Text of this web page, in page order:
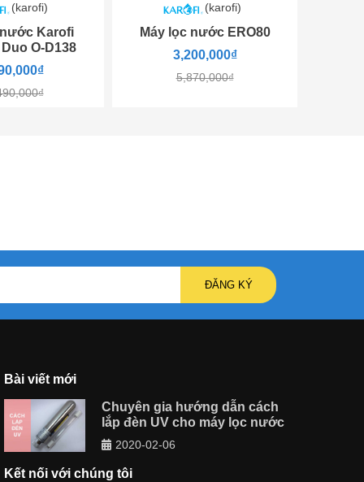
(karofi)
Karofi
O-D138
(karofi)
Máy lọc nước ERO80
3,200,000₫
5,870,000₫
ĐĂNG KÝ
Bài viết mới
Chuyên gia hướng dẫn cách
lắp đèn UV cho máy lọc nước
2020-02-06
Kết nối với chúng tôi